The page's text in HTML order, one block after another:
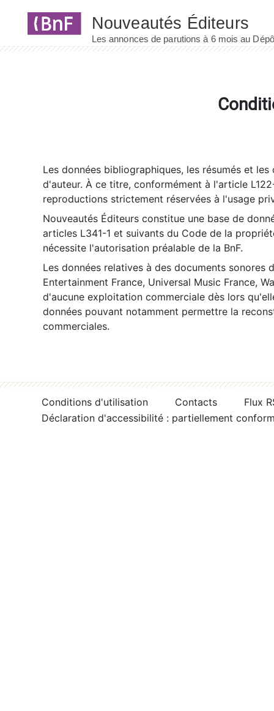
Les données bibliographiques, les résumés et
d'auteur. À ce titre, conformément à l'article
reproductions strictement réservées à l'usage
Nouveautés Éditeurs constitue une base de
articles L341-1 et suivants du Code de la
nécessite l'autorisation préalable de la BnF.
Les données relatives à des documents sonores
Entertainment France, Universal Music France,
d'aucune exploitation commerciale dès lors
données pouvant notamment permettre la
commerciales.
Conditions d'utilisation Contacts
Flux
Déclaration d'accessibilité : partiellement